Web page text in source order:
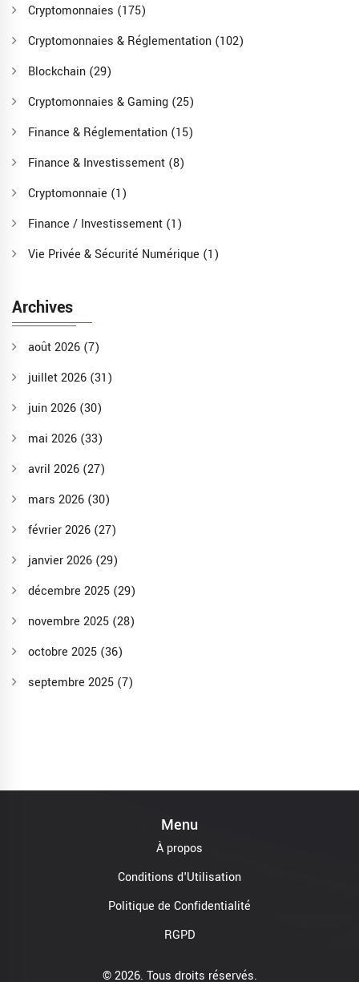
Cryptomonnaies (175)
Cryptomonnaies & Réglementation (102)
Blockchain (29)
Cryptomonnaies & Gaming (25)
Finance & Réglementation (15)
Finance & Investissement (8)
Cryptomonnaie (1)
Finance / Investissement (1)
Vie Privée & Sécurité Numérique (1)
Archives
août 2026 (7)
juillet 2026 (31)
juin 2026 (30)
mai 2026 (33)
avril 2026 (27)
mars 2026 (30)
février 2026 (27)
janvier 2026 (29)
décembre 2025 (29)
novembre 2025 (28)
octobre 2025 (36)
septembre 2025 (7)
Menu
À propos
Conditions d'Utilisation
Politique de Confidentialité
RGPD
© 2026. Tous droits réservés.